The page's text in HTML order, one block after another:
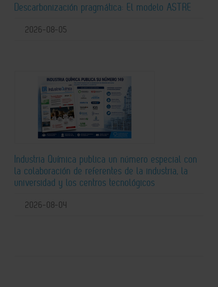
Descarbonización pragmática: El modelo ASTRE
2026-08-05
Industria Química publica un número especial con
la colaboración de referentes de la industria, la
universidad y los centros tecnológicos
2026-08-04